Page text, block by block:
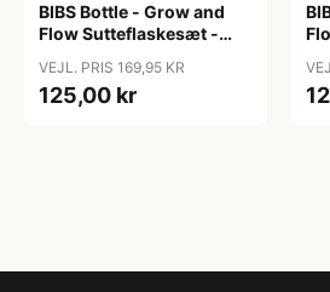
BIBS Bottle - Grow and
Flow Sutteflaskesæt -
Naturgummi/Rund -
150ml/270ml - 2-Pak -
VEJL. PRIS 169,95 KR
125,00 kr